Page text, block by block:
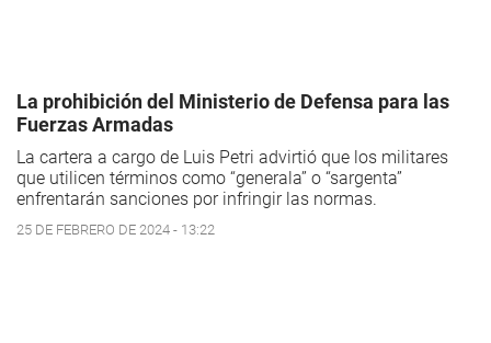
La prohibición del Ministerio de Defensa para las
Fuerzas Armadas
La cartera a cargo de Luis Petri advirtió que los militares
que utilicen términos como “generala” o “sargenta”
enfrentarán sanciones por infringir las normas.
25 DE FEBRERO DE 2024 - 13:22